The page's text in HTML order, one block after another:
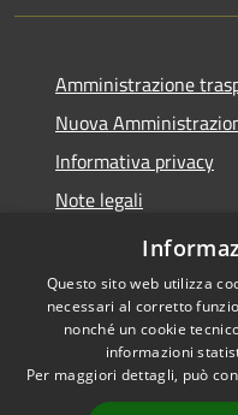
Amministrazione
Nuova
Informativa privacy
Note legali
Dichiarazione di
Accessibilità
Questo sito web utilizza
necessari al corretto
nonché un cookie
informazioni
Per maggiori dettagli, può